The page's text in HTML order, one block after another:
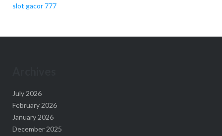
slot gacor 777
July 2026
February 2026
January 2026
December 2025